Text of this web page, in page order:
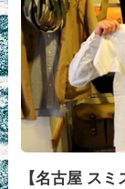
【名古屋 ス